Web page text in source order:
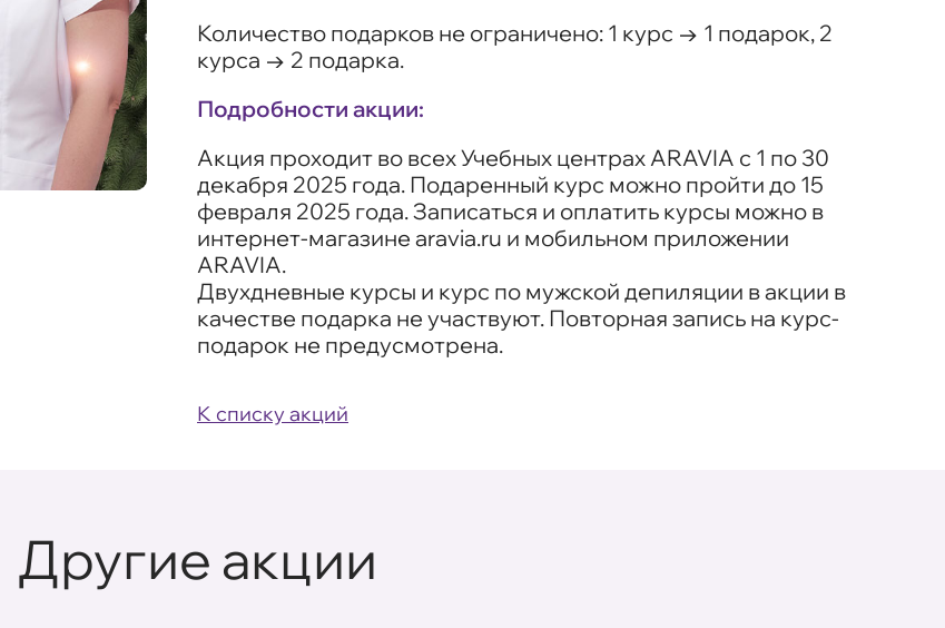
Количество подарков не ограничено: 1 курс → 1 подарок, 2
курса → 2 подарка.
Подробности акции:
Акция проходит во всех Учебных центрах ARAVIA с 1 по 30
декабря 2025 года. Подаренный курс можно пройти до 15
февраля 2025 года. Записаться и оплатить курсы можно в
интернет-магазине aravia.ru и мобильном приложении
ARAVIA.
Двухдневные курсы и курс по мужской депиляции в акции в
качестве подарка не участвуют. Повторная запись на курс-
подарок не предусмотрена.
К списку акций
Другие акции